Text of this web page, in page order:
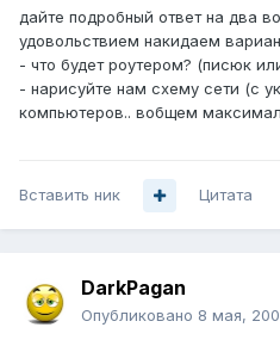
дайте подробный ответ на два
удовольствием накидаем
- что будет роутером? (писюк
- нарисуйте нам схему сети (с
компьютеров.. вобщем
Вставить ник Цитата
DarkPagan
Опубликовано 8 мая,